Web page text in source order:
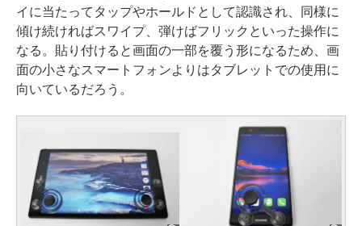
イに当たってタップやホールドとして認識され、同様に
傾け続ければスワイプ、弾けばフリックといった操作に
なる。貼り付けると画面の一部を覆う形になるため、画
面の小さなスマートフォンよりはタブレットでの使用に
向いているだろう。